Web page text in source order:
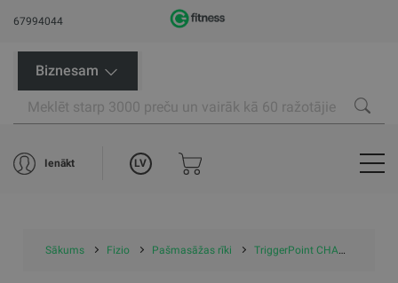
67994044
Biznesam
Ienākt LV
Sākums Fizio Pašmasāžas rīki TriggerPoint CHANNEL masāžas rullis (melns)